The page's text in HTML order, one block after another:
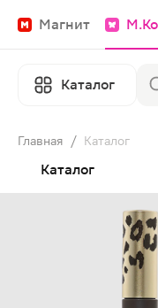
Магнит
Каталог
Главная / Каталог
Каталог